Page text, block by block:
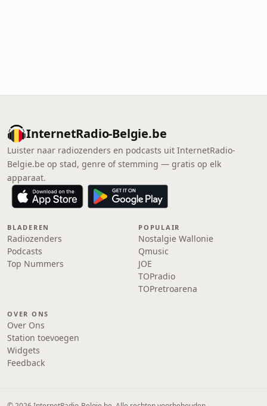
InternetRadio-Belgie.be
Luister naar radiozenders en podcasts uit InternetRadio-
Belgie.be op stad, genre of stemming — gratis op elk
apparaat.
BLADEREN
Radiozenders
Podcasts
Top Nummers
POPULAIR
Nostalgie Wallonie
Qmusic
JOE
TOPradio
TOPretroarena
OVER ONS
Over Ons
Station toevoegen
Widgets
Feedback